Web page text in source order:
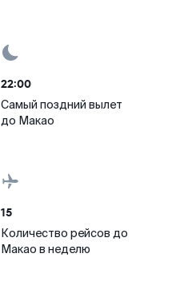
22:00
Самый поздний вылет
до Макао
15
Количество рейсов до
Макао в неделю